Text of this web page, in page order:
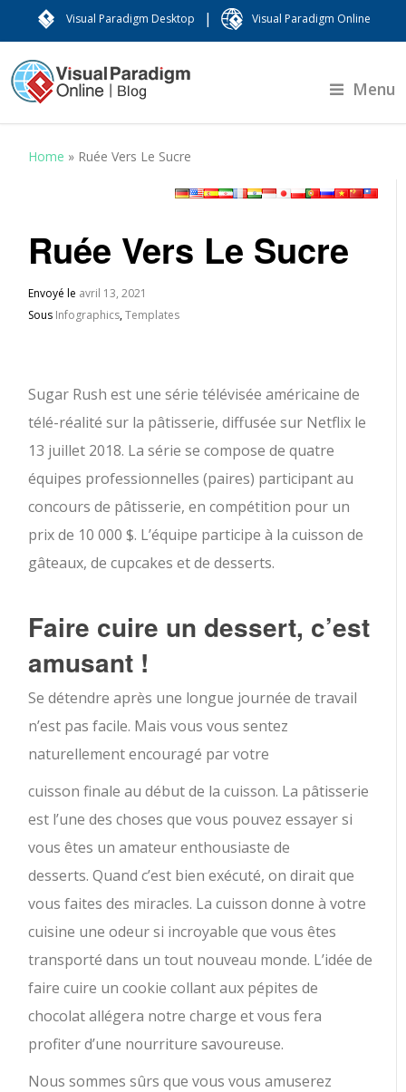
Visual Paradigm Desktop | Visual Paradigm Online
Menu
Home » Ruée Vers Le Sucre
Ruée Vers Le Sucre
Envoyé le avril 13, 2021
Sous Infographics,Templates
Sugar Rush est une série télévisée américaine de
télé-réalité sur la pâtisserie, diffusée sur Netflix le
13 juillet 2018. La série se compose de quatre
équipes professionnelles (paires) participant au
concours de pâtisserie, en compétition pour un
prix de 10 000 $. L’équipe participe à la cuisson de
gâteaux, de cupcakes et de desserts.
Faire cuire un dessert, c’est
amusant !
Se détendre après une longue journée de travail
n’est pas facile. Mais vous vous sentez
naturellement encouragé par votre
cuisson finale au début de la cuisson. La pâtisserie
est l’une des choses que vous pouvez essayer si
vous êtes un amateur enthousiaste de
desserts. Quand c’est bien exécuté, on dirait que
vous faites des miracles. La cuisson donne à votre
cuisine une odeur si incroyable que vous êtes
transporté dans un tout nouveau monde. L’idée de
faire cuire un cookie collant aux pépites de
chocolat allégera notre charge et vous fera
profiter d’une nourriture savoureuse.
Nous sommes sûrs que vous vous amuserez